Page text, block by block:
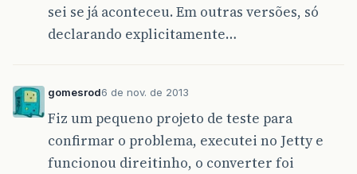
sei se já aconteceu. Em outras versões, só
declarando explicitamente…
gomesrod6 de nov. de 2013
Fiz um pequeno projeto de teste para
confirmar o problema, executei no Jetty e
funcionou direitinho, o converter foi